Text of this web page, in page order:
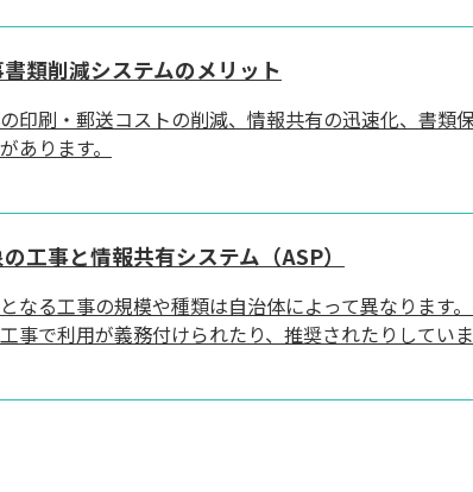
類削減システムのメリット
印刷・郵送コストの削減、情報共有の迅速化、書類
あります。
工事と情報共有システム（ASP）
なる工事の規模や種類は自治体によって異なります
事で利用が義務付けられたり、推奨されたりしていま